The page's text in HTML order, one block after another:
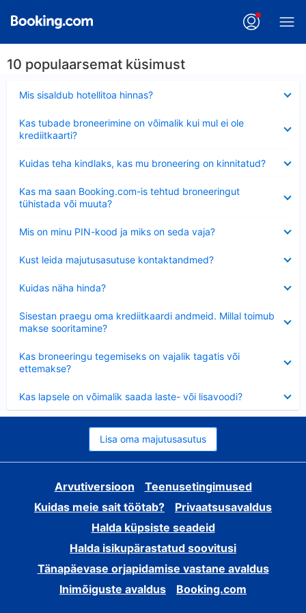
10 populaarsemat küsimust
Mis sisaldub hotellitoa hinnas?
Kas tubade broneerimine on võimalik kui mul ei ole
krediitkaarti?
Kuidas teha kindlaks, kas mu broneering on kinnitatud?
Kas ma saan Booking.com-is tehtud broneeringut
tühistada või muuta?
Mis on minu PIN-kood ja miks on seda vaja?
Kust leida majutusasutuse kontaktandmed?
Kuidas näha hinda?
Sisestan praegu oma krediitkaardi andmeid. Millal toimub
makse sooritamine?
Kas broneeringu tegemiseks on vajalik tagatis või
ettemakse?
Kas lapsele on võimalik saada laste- või lisavoodi?
Lisa oma majutusasutus
Arvutiversioon
Teenusetingimused
Kuidas meie sait töötab?
Privaatsusavaldus
Halda küpsiste seadeid
Halda isikupärastatud soovitusi
Tänapäevase orjapidamise vastane avaldus
Inimõiguste avaldus
Booking.com